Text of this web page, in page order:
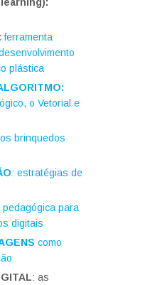
ferramenta
plástica
o Vetorial e
brinquedos
: estratégias de
pedagógica para
digitais
como
: as